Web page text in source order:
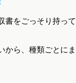
書をごっそり持って
から、種類ごとにま